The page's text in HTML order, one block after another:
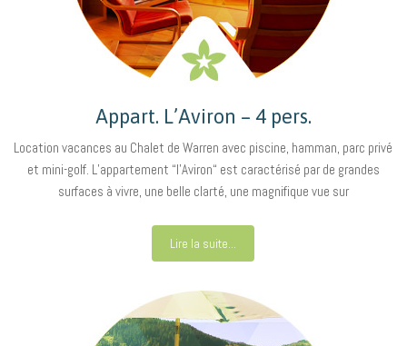
Appart. L’Aviron – 4 pers.
Location vacances au Chalet de Warren avec piscine, hamman, parc privé
et mini-golf. L’appartement “l’Aviron“ est caractérisé par de grandes
surfaces à vivre, une belle clarté, une magnifique vue sur
Lire la suite...